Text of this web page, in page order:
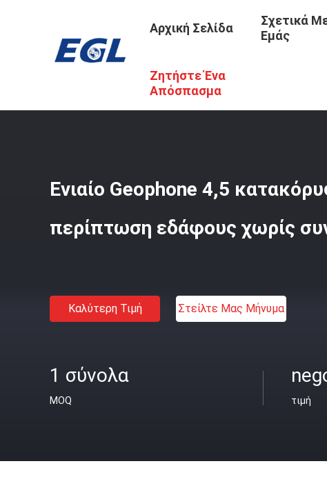
Αρχική Σελίδα
Σχετικά
Εμάς
Ζητήστε Ένα
Απόσπασμα
Προϊόντα / Σεισμικό Geophone
Ενιαίο Geophone 4,5
περίπτωση εδάφους χωρίς
Καλύτερη Τιμή Στείλτε Μας Μήνυμα
1 σύνολα
MOQ τιμή